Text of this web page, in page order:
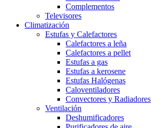
Complementos
Televisores
Climatización
Estufas y Calefactores
Calefactores a leña
Calefactores a pellet
Estufas a gas
Estufas a kerosene
Estufas Halógenas
Caloventiladores
Convectores y Radiadores
Ventilación
Deshumificadores